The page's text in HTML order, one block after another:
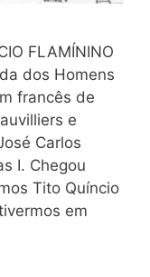
FLAMÍNINO
dos Homens
francês de
e
Carlos
I. Chegou
Tito Quíncio
em